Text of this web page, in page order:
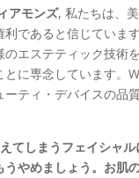
アモンズ, 私たちは、
利であると信じていま
のエステティック技術
とに専念しています。
ーティ・デバイスの品
てしまうフェイシャ
うやめましょう。お肌